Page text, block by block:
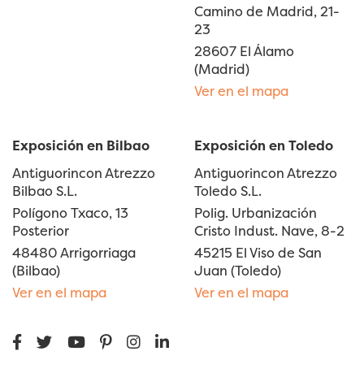
Camino de Madrid, 21-
23
28607 El Álamo
(Madrid)
Ver en el mapa
Exposición en Bilbao
Antiguorincon Atrezzo
Bilbao S.L.
Polígono Txaco, 13
Posterior
48480 Arrigorriaga
(Bilbao)
Ver en el mapa
Exposición en Toledo
Antiguorincon Atrezzo
Toledo S.L.
Polig. Urbanización
Cristo Indust. Nave, 8-2
45215 El Viso de San
Juan (Toledo)
Ver en el mapa